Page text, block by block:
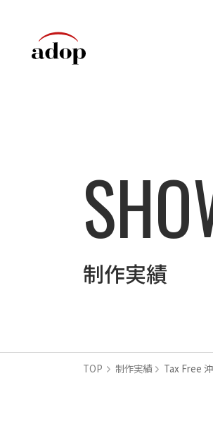
制作実績
TOP 制作実績 Tax Free